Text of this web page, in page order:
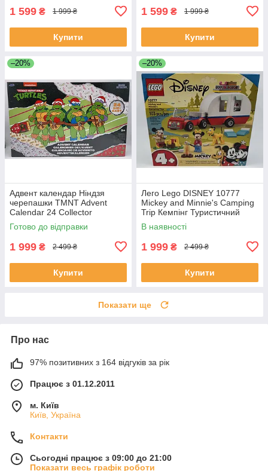
1 599 ₴ 1 999 ₴
Купити
1 599 ₴ 1 999 ₴
Купити
–20%
Адвент календар Ніндзя
черепашки TMNT Advent
Calendar 24 Collector
Teenage Mutant Ninja Jada
Toys
Готово до відправки
1 999 ₴ 2 499 ₴
Купити
–20%
Лего Lego DISNEY 10777
Mickey and Minnie's Camping
Trip Кемпінг Туристичний
похід Міккі Маус і Мінні Маус
В наявності
1 999 ₴ 2 499 ₴
Купити
Показати ще
Про нас
97% позитивних з 164 відгуків за рік
Працює з 01.12.2011
м. Київ
Київ, Україна
Контакти
Сьогодні працює з 09:00 до 21:00
Показати весь графік роботи